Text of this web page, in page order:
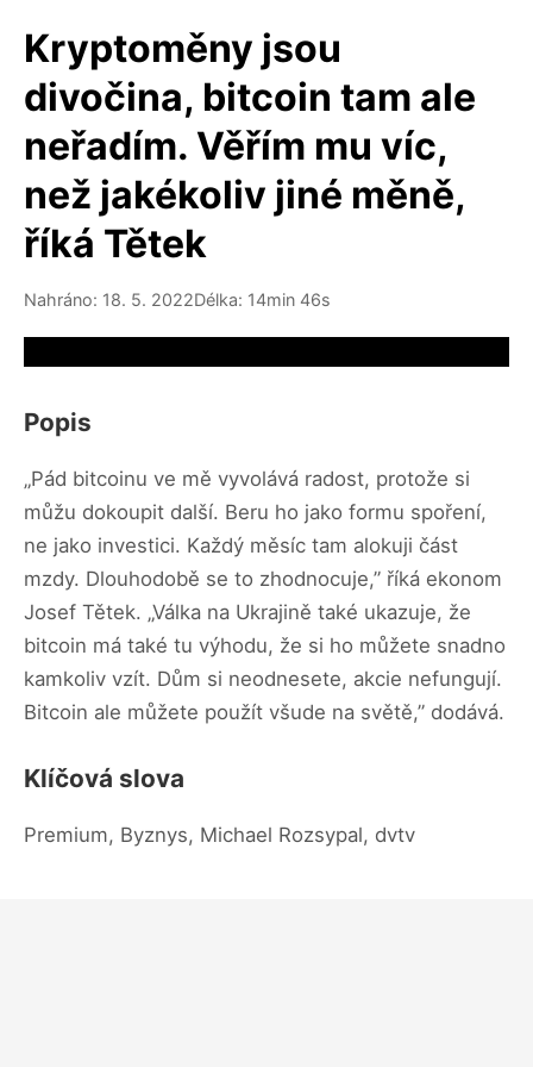
Kryptoměny jsou
divočina, bitcoin tam ale
neřadím. Věřím mu víc,
než jakékoliv jiné měně,
říká Tětek
Nahráno: 18. 5. 2022Délka: 14min 46s
Popis
„Pád bitcoinu ve mě vyvolává radost, protože si
můžu dokoupit další. Beru ho jako formu spoření,
ne jako investici. Každý měsíc tam alokuji část
mzdy. Dlouhodobě se to zhodnocuje,” říká ekonom
Josef Tětek. „Válka na Ukrajině také ukazuje, že
bitcoin má také tu výhodu, že si ho můžete snadno
kamkoliv vzít. Dům si neodnesete, akcie nefungují.
Bitcoin ale můžete použít všude na světě,” dodává.
Klíčová slova
Premium, Byznys, Michael Rozsypal, dvtv